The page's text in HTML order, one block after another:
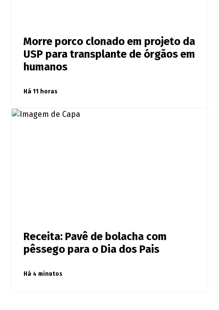
Morre porco clonado em projeto da
USP para transplante de órgãos em
humanos
Há 11 horas
Receita: Pavê de bolacha com
pêssego para o Dia dos Pais
Há 4 minutos